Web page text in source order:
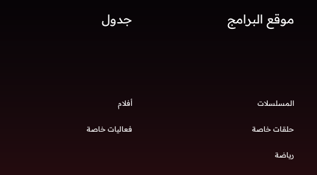
موقع البرامج جدول
المسلسلات أفلام
حلقات خاصة فعاليات خاصة
رياضة